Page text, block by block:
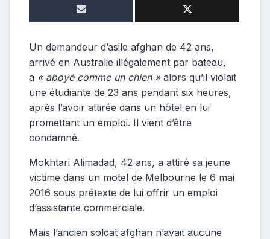
i
b
t
r
i
c
Un demandeur d’asile afghan de 42 ans,
arrivé en Australie illégalement par bateau,
a « aboyé comme un chien »alors qu’il violait
une étudiante de 23 ans pendant six heures,
après l’avoir attirée dans un hôtel en lui
promettant un emploi. Il vient d’être
condamné.
Mokhtari Alimadad, 42 ans, a attiré sa jeune
victime dans un motel de Melbourne le 6 mai
2016 sous prétexte de lui offrir un emploi
d’assistante commerciale.
Mais l’ancien soldat afghan n’avait aucune